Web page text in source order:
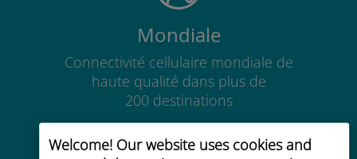
Welcome! Our website uses cookies and
Mondiale
Connectivité cellulaire mondiale de
haute qualité dans plus de
200 destinations